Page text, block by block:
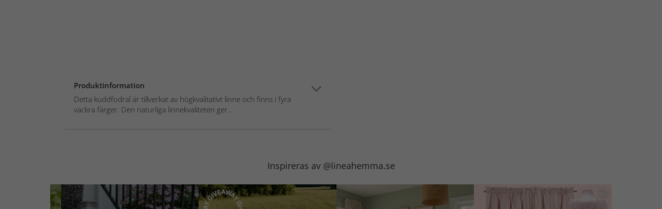
Produktinformation
Detta kuddfodral är tillverkat av högkvalitativt linne och finns i fyra
vackra färger. Den naturliga linnekvaliteten ger...
Inspireras av @lineahemma.se